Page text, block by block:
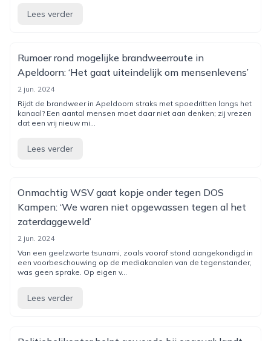
Lees verder
Rumoer rond mogelijke brandweerroute in
Apeldoorn: ‘Het gaat uiteindelijk om mensenlevens’
2 jun. 2024
Rijdt de brandweer in Apeldoorn straks met spoedritten langs het
kanaal? Een aantal mensen moet daar niet aan denken; zij vrezen
dat een vrij nieuw mi...
Lees verder
Onmachtig WSV gaat kopje onder tegen DOS
Kampen: ‘We waren niet opgewassen tegen al het
zaterdaggeweld’
2 jun. 2024
Van een geelzwarte tsunami, zoals vooraf stond aangekondigd in
een voorbeschouwing op de mediakanalen van de tegenstander,
was geen sprake. Op eigen v...
Lees verder